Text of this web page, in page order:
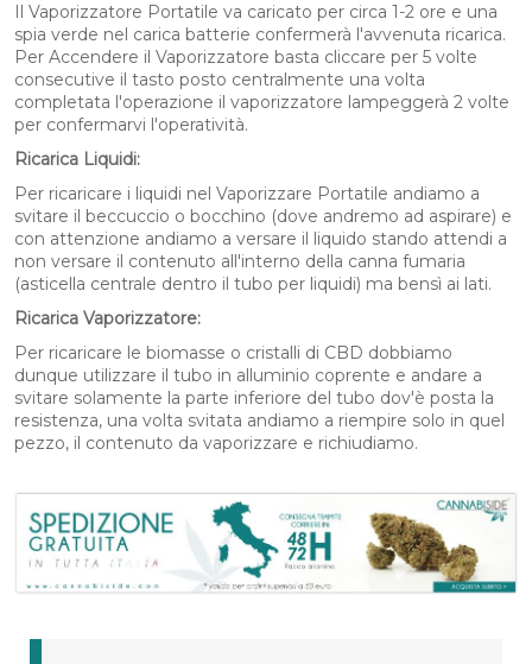
Il Vaporizzatore Portatile va caricato per circa 1-2 ore e una
spia verde nel carica batterie confermerà l'avvenuta ricarica.
Per Accendere il Vaporizzatore basta cliccare per 5 volte
consecutive il tasto posto centralmente una volta
completata l'operazione il vaporizzatore lampeggerà 2 volte
per confermarvi l'operatività.
Ricarica Liquidi:
Per ricaricare i liquidi nel Vaporizzare Portatile andiamo a
svitare il beccuccio o bocchino (dove andremo ad aspirare) e
con attenzione andiamo a versare il liquido stando attendi a
non versare il contenuto all'interno della canna fumaria
(asticella centrale dentro il tubo per liquidi) ma bensì ai lati.
Ricarica Vaporizzatore:
Per ricaricare le biomasse o cristalli di CBD dobbiamo
dunque utilizzare il tubo in alluminio coprente e andare a
svitare solamente la parte inferiore del tubo dov'è posta la
resistenza, una volta svitata andiamo a riempire solo in quel
pezzo, il contenuto da vaporizzare e richiudiamo.